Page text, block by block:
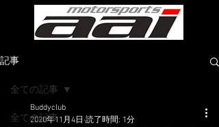
記事
全ての記事
全ての記事
Buddyclub
2020年11月4日 読了時間: 1分